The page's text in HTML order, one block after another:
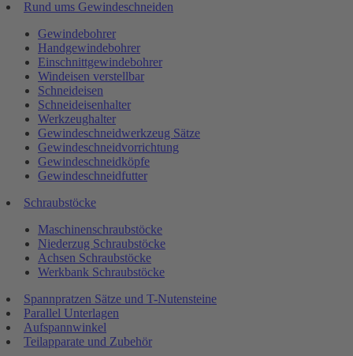
Rund ums Gewindeschneiden
Gewindebohrer
Handgewindebohrer
Einschnittgewindebohrer
Windeisen verstellbar
Schneideisen
Schneideisenhalter
Werkzeughalter
Gewindeschneidwerkzeug Sätze
Gewindeschneidvorrichtung
Gewindeschneidköpfe
Gewindeschneidfutter
Schraubstöcke
Maschinenschraubstöcke
Niederzug Schraubstöcke
Achsen Schraubstöcke
Werkbank Schraubstöcke
Spannpratzen Sätze und T-Nutensteine
Parallel Unterlagen
Aufspannwinkel
Teilapparate und Zubehör